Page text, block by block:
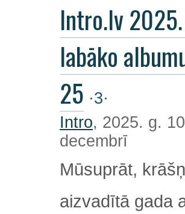
Intro.lv
labāko
25 ·3·
Intro, 2025. g.
decembrī
Mūsuprāt,
aizvadītā gada